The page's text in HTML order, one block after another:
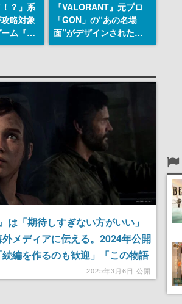
！？」系
略対象
ム『美
ス
。「お
重しろ
笑の夢
思議ち
謳歌
『VALORANT』元プロ
「GON」の“あの名場
面”がデザインされた新
作グッズが本日8月5日よ
クキーなどが全品受注生
産で登場、過去に発売し
たグッズの再販も
は「期待しすぎない方がいい」
メディアに伝える。2024年公開
編を作るのも歓迎」「この物語
2025年3月6日 公開